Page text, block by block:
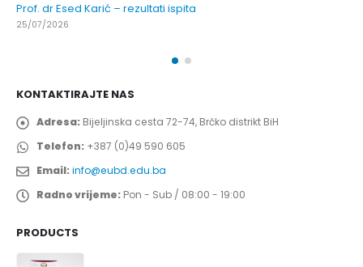
Prof. dr Esed Karić – rezultati ispita
25/07/2026
KONTAKTIRAJTE NAS
Adresa: Bijeljinska cesta 72-74, Brčko distrikt BiH
Telefon: +387 (0)49 590 605
Email:info@eubd.edu.ba
Radno vrijeme: Pon - Sub / 08:00 - 19:00
PRODUCTS